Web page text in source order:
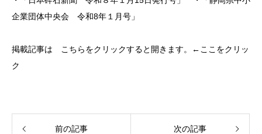
企業団体中央会 令和8年１月号」
掲載記事は こちらをクリックすると開きます。←ここをクリッ
ク
前の記事 次の記事